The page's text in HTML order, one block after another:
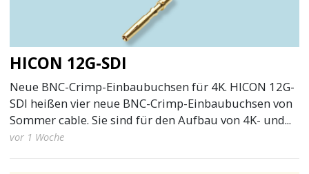
HICON 12G-SDI
Neue BNC-Crimp-Einbaubuchsen für 4K. HICON 12G-
SDI heißen vier neue BNC-Crimp-Einbaubuchsen von
Sommer cable. Sie sind für den Aufbau von 4K- und...
vor 1 Woche